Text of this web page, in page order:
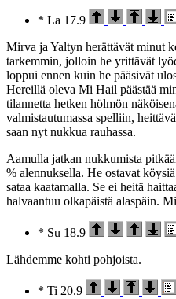
* La 17.9
Mirva ja Yaltyn herättävät minut
tarkemmin, jolloin he yrittävät
loppui ennen kuin he pääsivät
Hereillä oleva Mi Hail päästää
tilannetta hetken hölmön
valmistautumassa spelliin,
saan nyt nukkua rauhassa.
Aamulla jatkan nukkumista
% alennuksella. He ostavat
sataa kaatamalla. Se ei heitä
halvaantuu olkapäistä alaspäin.
* Su 18.9
Lähdemme kohti pohjoista.
* Ti 20.9